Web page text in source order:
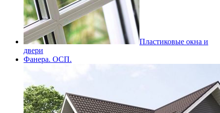
Пластиковые окна и
двери
Фанера. ОСП.